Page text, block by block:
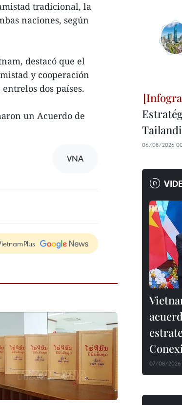
tradicional, la
naciones, según
destacó que el
y cooperación
dos países.
un Acuerdo de
VNA
06/08/2026
07/08/2026